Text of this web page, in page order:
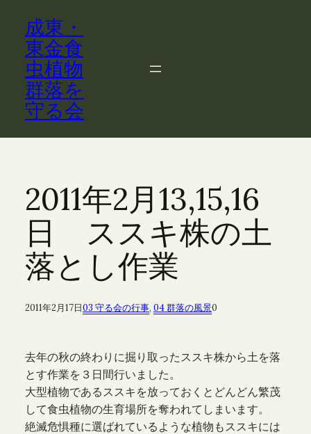
成東・
東金食
虫植物
群落を
守る会
2011年2月13,15,16
日 ススキ株の土
落とし作業
2011年2月17日03 守る会の行事, 04 群落の風景0
去年の秋の終わりに掘り取ったススキ株から土を落
とす作業を３日間行いました。
大型植物であるススキを放っておくとどんどん繁茂
して食虫植物の生育場所を奪われてしまいます。
絶滅危惧種に選ばれているような植物もススキには